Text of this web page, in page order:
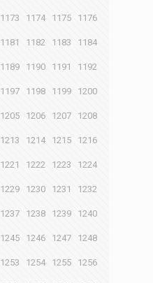
1173 1174 1175 1176
1181 1182 1183 1184
1189 1190 1191 1192
1197 1198 1199 1200
1205 1206 1207 1208
1213 1214 1215 1216
1221 1222 1223 1224
1229 1230 1231 1232
1237 1238 1239 1240
1245 1246 1247 1248
1253 1254 1255 1256